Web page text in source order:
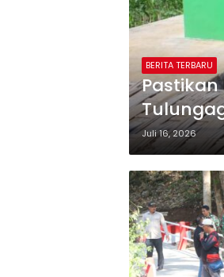
BERITA TERBARU
Tamban
Juli 16, 2026